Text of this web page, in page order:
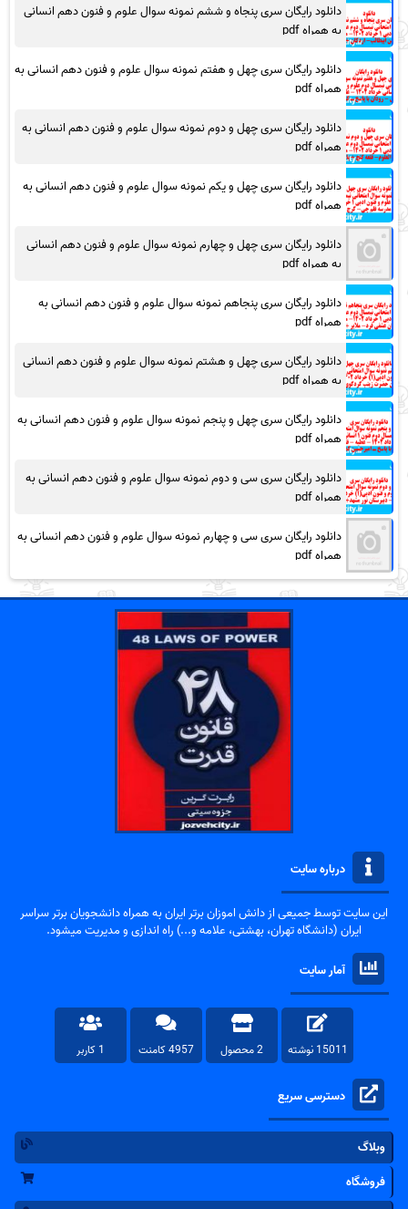
دانلود رایگان سری پنجاه و ششم نمونه سوال علوم و فنون دهم انسانی
به همراه pdf
دانلود رایگان سری چهل و هفتم نمونه سوال علوم و فنون دهم انسانی به
همراه pdf
دانلود رایگان سری چهل و دوم نمونه سوال علوم و فنون دهم انسانی به
همراه pdf
دانلود رایگان سری چهل و یکم نمونه سوال علوم و فنون دهم انسانی به
همراه pdf
دانلود رایگان سری چهل و چهارم نمونه سوال علوم و فنون دهم انسانی
به همراه pdf
دانلود رایگان سری پنجاهم نمونه سوال علوم و فنون دهم انسانی به
همراه pdf
دانلود رایگان سری چهل و هشتم نمونه سوال علوم و فنون دهم انسانی
به همراه pdf
دانلود رایگان سری چهل و پنجم نمونه سوال علوم و فنون دهم انسانی به
همراه pdf
دانلود رایگان سری سی و دوم نمونه سوال علوم و فنون دهم انسانی به
همراه pdf
دانلود رایگان سری سی و چهارم نمونه سوال علوم و فنون دهم انسانی به
همراه pdf
درباره سایت
این سایت توسط جمیعی از دانش اموزان برتر ایران به همراه دانشجویان برتر سراسر
ایران (دانشگاه تهران، بهشتی، علامه و...) راه اندازی و مدیریت میشود.
آمار سایت
15011 نوشته 2 محصول 4957 کامنت 1 کاربر
دسترسی سریع
وبلاگ
فروشگاه